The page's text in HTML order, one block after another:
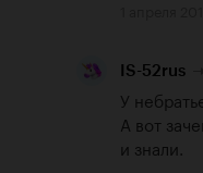
IS-52rus
У
А вот
и знали.